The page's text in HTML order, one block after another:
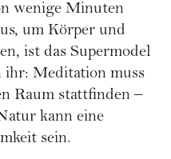
wenige Minuten
um Körper und
ist das Supermodel
Meditation muss
Raum stattfinden –
kann eine
sein.